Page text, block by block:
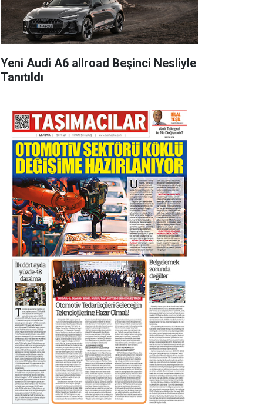
Yeni Audi A6 allroad Beşinci Nesliyle
Tanıtıldı